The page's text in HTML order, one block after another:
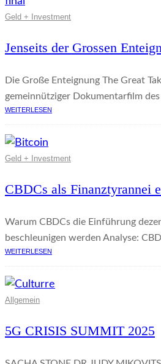
Geld + Investment
Jenseits der Grossen
Die Große Enteignung The Great
gemeinnütziger Dokumentarfilm des
WEITERLESEN
Geld + Investment
CBDCs als Finanztyrannei
Warum CBDCs die Einführung
beschleunigen werden Analyse:
WEITERLESEN
Allgemein
5G CRISIS SUMMIT 2025